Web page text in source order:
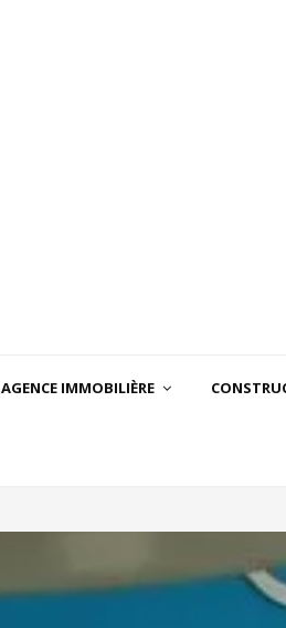
AGENCE IMMOBILIÈRE